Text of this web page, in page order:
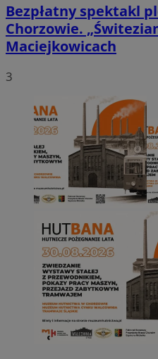
Bezpłatny spektakl
Chorzowie.
Maciejkowicach
3